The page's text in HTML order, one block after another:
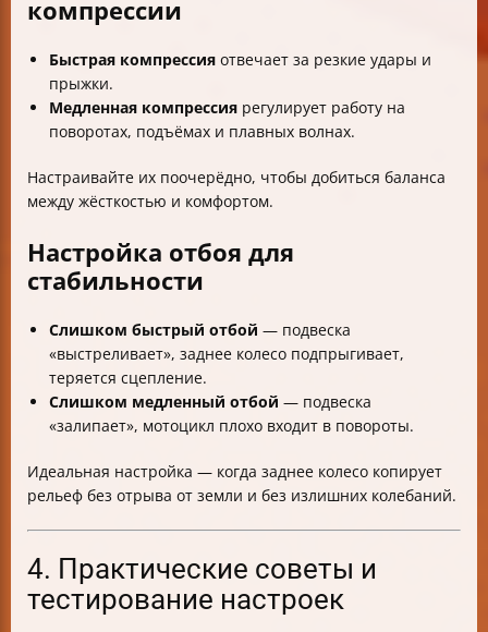
компрессии
Быстрая компрессия отвечает за резкие удары и
прыжки.
Медленная компрессия регулирует работу на
поворотах, подъёмах и плавных волнах.
Настраивайте их поочерёдно, чтобы добиться баланса
между жёсткостью и комфортом.
Настройка отбоя для
стабильности
Слишком быстрый отбой — подвеска
«выстреливает», заднее колесо подпрыгивает,
теряется сцепление.
Слишком медленный отбой — подвеска
«залипает», мотоцикл плохо входит в повороты.
Идеальная настройка — когда заднее колесо копирует
рельеф без отрыва от земли и без излишних колебаний.
4. Практические советы и
тестирование настроек